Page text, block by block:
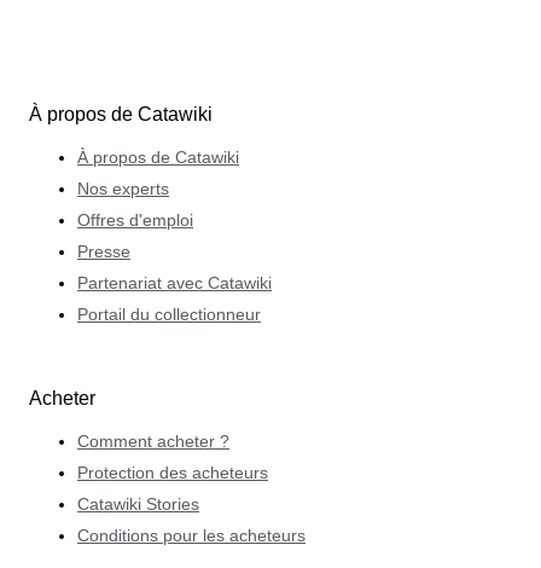
À propos de Catawiki
À propos de Catawiki
Nos experts
Offres d'emploi
Presse
Partenariat avec Catawiki
Portail du collectionneur
Acheter
Comment acheter ?
Protection des acheteurs
Catawiki Stories
Conditions pour les acheteurs